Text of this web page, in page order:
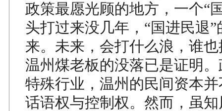
政策最愿光顾的地方，一个“
头打过来没几年，“国进民退
来。未来，会打什么浪，谁
温州煤老板的没落已是证明
特殊行业，温州的民间资本
话语权与控制权。然而，虽